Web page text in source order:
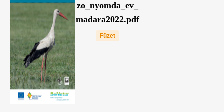
zo_nyomda_ev_
madara2022.pdf
Füzet